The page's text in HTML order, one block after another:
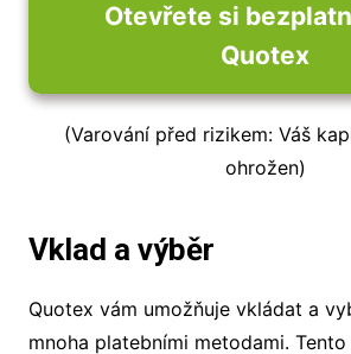
Otevřete si
Quotex
(Varování před rizikem: Váš
ohrožen)
Vklad a výběr
Quotex vám umožňuje vkládat a
mnoha platebními metodami.